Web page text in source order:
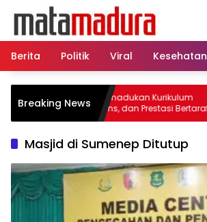
konten
Berita
Politik Viral Kesehatan
Breaking News
Ketika SMA Memadukan Kurikulum
Pesantren, Sains, dan Prestasi Bertaraf
Internasional
Masjid di Sumenep Ditutup